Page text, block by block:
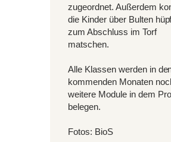
zugeordnet. Außerdem
die Kinder über Bulten
zum Abschluss im Torf
matschen.
Alle Klassen werden in
kommenden Monaten
weitere Module in dem
belegen.
Fotos: BioS